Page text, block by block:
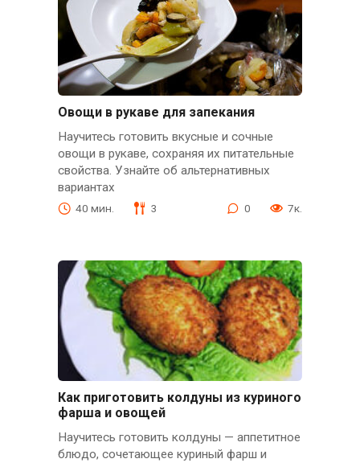
Овощи в рукаве для запекания
Научитесь готовить вкусные и сочные
овощи в рукаве, сохраняя их питательные
свойства. Узнайте об альтернативных
вариантах
40 мин. 3 0 7к.
Как приготовить колдуны из куриного
фарша и овощей
Научитесь готовить колдуны — аппетитное
блюдо, сочетающее куриный фарш и